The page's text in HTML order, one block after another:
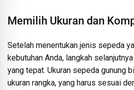
Memilih Ukuran dan
Setelah menentukan jenis sepeda
kebutuhan Anda, langkah
yang tepat. Ukuran sepeda gunung
ukuran rangka, yang harus sesuai